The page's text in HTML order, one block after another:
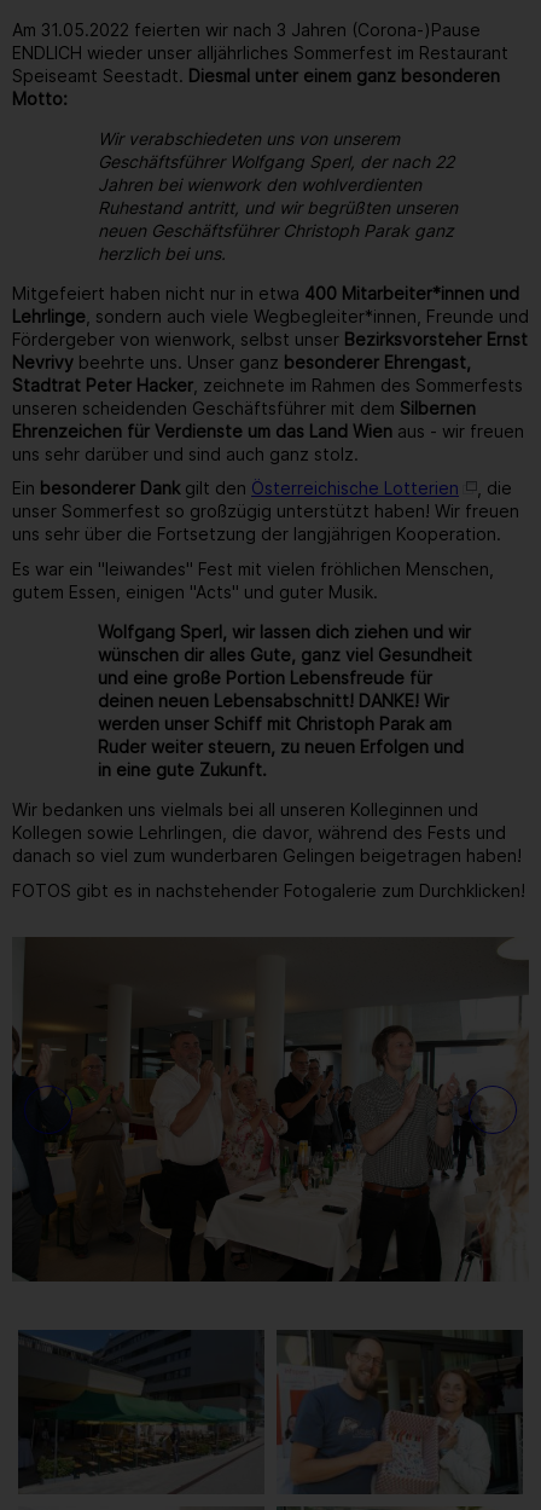
Am 31.05.2022 feierten wir nach 3 Jahren (Corona-)Pause
ENDLICH wieder unser alljährliches Sommerfest im Restaurant
Speiseamt Seestadt. Diesmal unter einem ganz besonderen
Motto:
Wir verabschiedeten uns von unserem
Geschäftsführer Wolfgang Sperl, der nach 22
Jahren bei wienwork den wohlverdienten
Ruhestand antritt, und wir begrüßten unseren
neuen Geschäftsführer Christoph Parak ganz
herzlich bei uns.
Mitgefeiert haben nicht nur in etwa 400 Mitarbeiter*innen und
Lehrlinge , sondern auch viele Wegbegleiter*innen, Freunde und
Fördergeber von wienwork, selbst unser Bezirksvorsteher Ernst
Nevrivy beehrte uns. Unser ganz besonderer Ehrengast,
Stadtrat Peter Hacker , zeichnete im Rahmen des Sommerfests
unseren scheidenden Geschäftsführer mit dem Silbernen
Ehrenzeichen für Verdienste um das Land Wien aus - wir freuen
uns sehr darüber und sind auch ganz stolz.
Ein besonderer Dank gilt den Österreichische Lotterien
, die
unser Sommerfest so großzügig unterstützt haben! Wir freuen
uns sehr über die Fortsetzung der langjährigen Kooperation.
Es war ein "leiwandes" Fest mit vielen fröhlichen Menschen,
gutem Essen, einigen "Acts" und guter Musik.
Wolfgang Sperl, wir lassen dich ziehen und wir
wünschen dir alles Gute, ganz viel Gesundheit
und eine große Portion Lebensfreude für
deinen neuen Lebensabschnitt! DANKE! Wir
werden unser Schiff mit Christoph Parak am
Ruder weiter steuern, zu neuen Erfolgen und
in eine gute Zukunft.
Wir bedanken uns vielmals bei all unseren Kolleginnen und
Kollegen sowie Lehrlingen, die davor, während des Fests und
danach so viel zum wunderbaren Gelingen beigetragen haben!
FOTOS gibt es in nachstehender Fotogalerie zum Durchklicken!